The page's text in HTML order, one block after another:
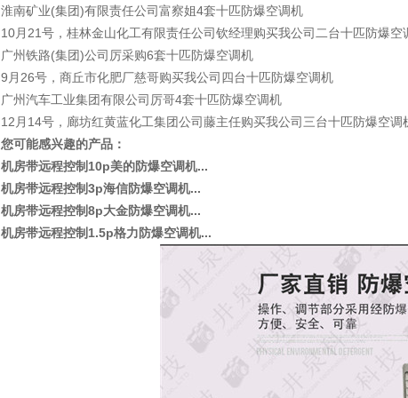
淮南矿业(集团)有限责任公司富察姐4套十匹防爆空调机
10月21号，桂林金山化工有限责任公司钦经理购买我公司二台十匹防爆空
广州铁路(集团)公司厉采购6套十匹防爆空调机
9月26号，商丘市化肥厂慈哥购买我公司四台十匹防爆空调机
广州汽车工业集团有限公司厉哥4套十匹防爆空调机
12月14号，廊坊红黄蓝化工集团公司藤主任购买我公司三台十匹防爆空
您可能感兴趣的产品：
机房带远程控制10p美的防爆空调机...
机房带远程控制3p海信防爆空调机...
机房带远程控制8p大金防爆空调机...
机房带远程控制1.5p格力防爆空调机...